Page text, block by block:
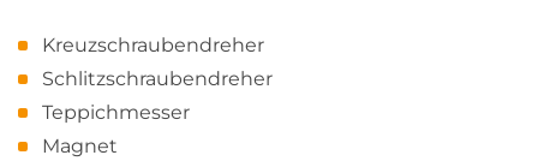
Kreuzschraubendreher
Schlitzschraubendreher
Teppichmesser
Magnet